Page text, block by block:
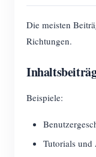
Die meisten
Richtungen.
Beispiele:
Tutorials und